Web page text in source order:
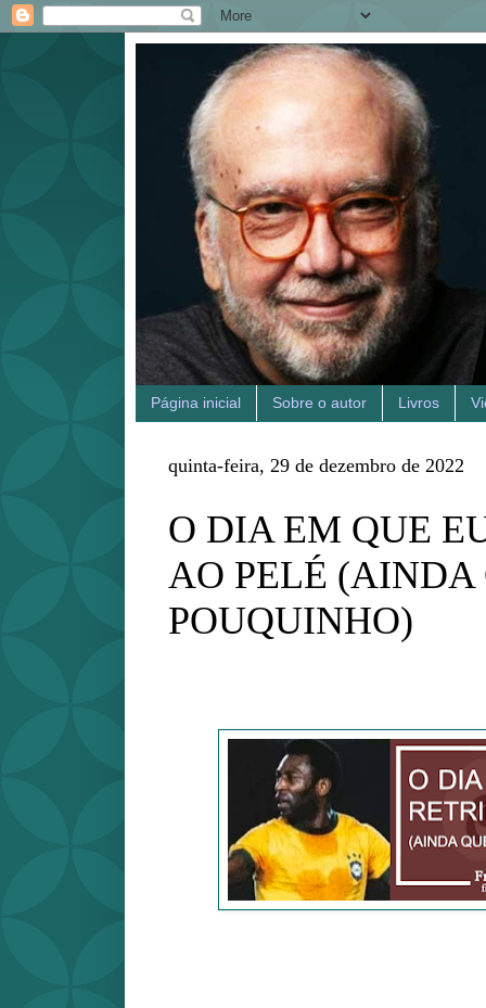
Página inicial Sobre o autor Livros
quinta-feira, 29 de dezembro de 2022
O DIA EM QUE
AO PELÉ (AINDA
POUQUINHO)